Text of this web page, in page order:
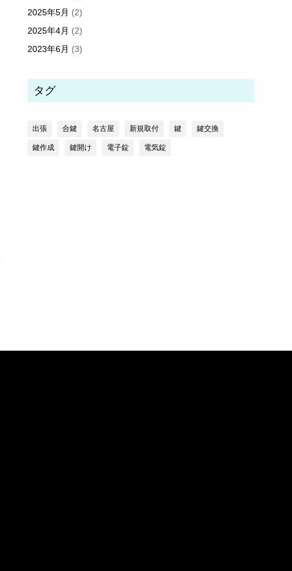
2025年5月 (2)
2025年4月 (2)
2023年6月 (3)
タグ
出張 合鍵 名古屋 新規取付 鍵 鍵交換
鍵作成 鍵開け 電子錠 電気錠